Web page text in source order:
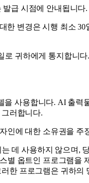
급 시점에 안내됩니다.
변경은 시행 최소
로 귀하에게 통지합니다.
사용합니다. AI 출
러합니다.
인에 대한 소유권을 주
데 사용하지 않으며,
옵트인 프로그램을
한 프로그램은 귀하